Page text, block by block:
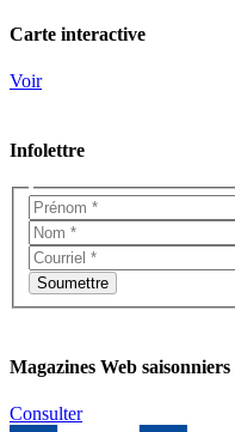
Carte interactive
Voir
Infolettre
Magazines Web saisonniers
Consulter